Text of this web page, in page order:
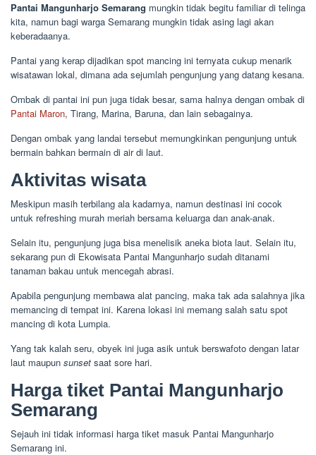
Pantai Mangunharjo Semarang mungkin tidak begitu familiar di telinga
kita, namun bagi warga Semarang mungkin tidak asing lagi akan
keberadaanya.
Pantai yang kerap dijadikan spot mancing ini ternyata cukup menarik
wisatawan lokal, dimana ada sejumlah pengunjung yang datang kesana.
Ombak di pantai ini pun juga tidak besar, sama halnya dengan ombak di
Pantai Maron, Tirang, Marina, Baruna, dan lain sebagainya.
Dengan ombak yang landai tersebut memungkinkan pengunjung untuk
bermain bahkan bermain di air di laut.
Aktivitas wisata
Meskipun masih terbilang ala kadarnya, namun destinasi ini cocok
untuk refreshing murah meriah bersama keluarga dan anak-anak.
Selain itu, pengunjung juga bisa menelisik aneka biota laut. Selain itu,
sekarang pun di Ekowisata Pantai Mangunharjo sudah ditanami
tanaman bakau untuk mencegah abrasi.
Apabila pengunjung membawa alat pancing, maka tak ada salahnya jika
memancing di tempat ini. Karena lokasi ini memang salah satu spot
mancing di kota Lumpia.
Yang tak kalah seru, obyek ini juga asik untuk berswafoto dengan latar
laut maupun sunset saat sore hari.
Harga tiket Pantai Mangunharjo
Semarang
Sejauh ini tidak informasi harga tiket masuk Pantai Mangunharjo
Semarang ini.